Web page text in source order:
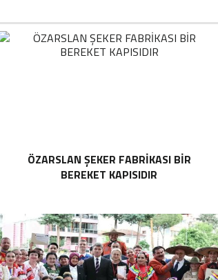
ÖZARSLAN ŞEKER FABRİKASI BİR
BEREKET KAPISIDIR